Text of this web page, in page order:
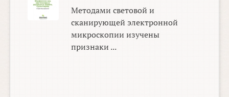
Методами световой и
сканирующей электронной
микроскопии изучены
признаки ...